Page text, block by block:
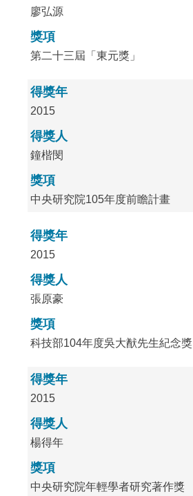
廖弘源
獎項
第二十三屆「東元獎」
得獎年
2015
得獎人
鐘楷閔
獎項
中央研究院105年度前瞻計畫
得獎年
2015
得獎人
張原豪
獎項
科技部104年度吳大猷先生紀念獎
得獎年
2015
得獎人
楊得年
獎項
中央研究院年輕學者研究著作獎